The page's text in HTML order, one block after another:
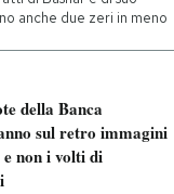
anche due zeri in meno
della Banca
sul retro immagini
non i volti di